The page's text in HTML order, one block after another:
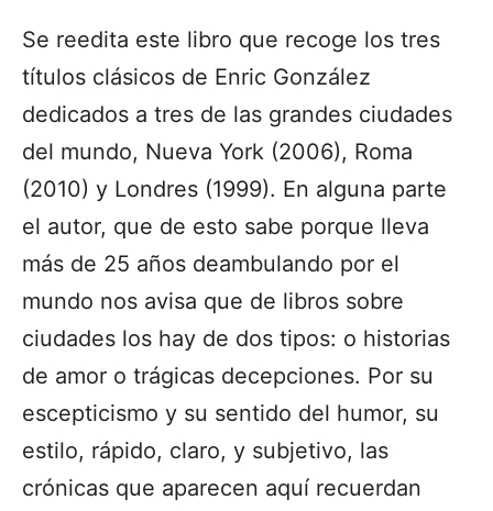
Se reedita este libro que recoge los tres
títulos clásicos de Enric González
dedicados a tres de las grandes ciudades
del mundo, Nueva York (2006), Roma
(2010) y Londres (1999). En alguna parte
el autor, que de esto sabe porque lleva
más de 25 años deambulando por el
mundo nos avisa que de libros sobre
ciudades los hay de dos tipos: o historias
de amor o trágicas decepciones. Por su
escepticismo y su sentido del humor, su
estilo, rápido, claro, y subjetivo, las
crónicas que aparecen aquí recuerdan